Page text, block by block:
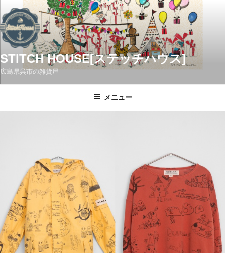
ン
テ
ン
ツ
へ
プ
STITCH HOUSE[ステッチハウス]
広島県呉市の雑貨屋
メニュー